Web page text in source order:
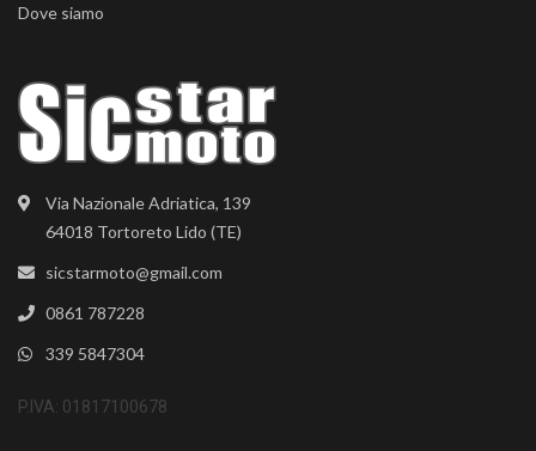
Via Nazionale Adriatica, 139
64018 Tortoreto Lido (TE)
sicstarmoto@gmail.com
0861 787228
339 5847304
P.IVA: 01817100678
Dove siamo